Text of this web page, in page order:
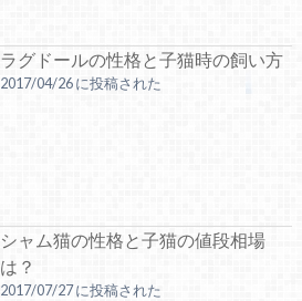
ラグドールの性格と子猫時の飼い方
2017/04/26 に投稿された
シャム猫の性格と子猫の値段相場
は？
2017/07/27 に投稿された